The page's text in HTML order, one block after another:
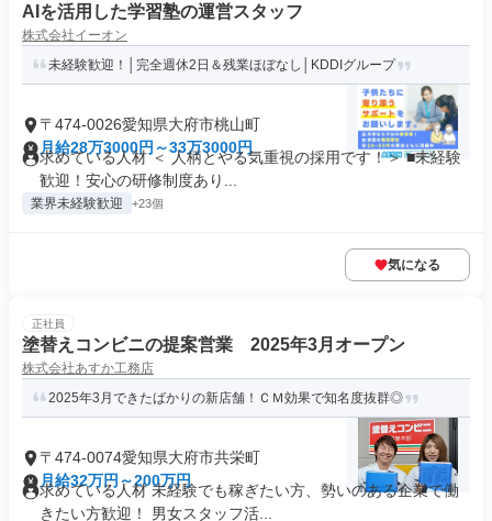
AIを活用した学習塾の運営スタッフ
株式会社イーオン
未経験歓迎！│完全週休2日＆残業ほぼなし│KDDIグループ
〒474-0026愛知県大府市桃山町
月給28万3000円～33万3000円
求めている人材 ＜ 人柄とやる気重視の採用です！＞ ■未経験
歓迎！安心の研修制度あり...
業界未経験歓迎 +23個
気になる
正社員
塗替えコンビニの提案営業 2025年3月オープン
株式会社あすか工務店
2025年3月できたばかりの新店舗！ＣＭ効果で知名度抜群◎
〒474-0074愛知県大府市共栄町
月給32万円～200万円
求めている人材 未経験でも稼ぎたい方、勢いのある企業で働
きたい方歓迎！ 男女スタッフ活...